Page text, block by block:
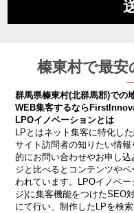
榛東村で最安
群馬県榛東村(北群馬郡)での
WEB集客するなら
LPOイノベーションとは
LPとはネット集客に特化し
サイト訪問者の知りたい情
的にお問い合わせやお申し
ジと比べるとコンテンツや
われています。LPOイノベ
ジ)に集客機能をつけたSEO
にて行い、制作したLPを検